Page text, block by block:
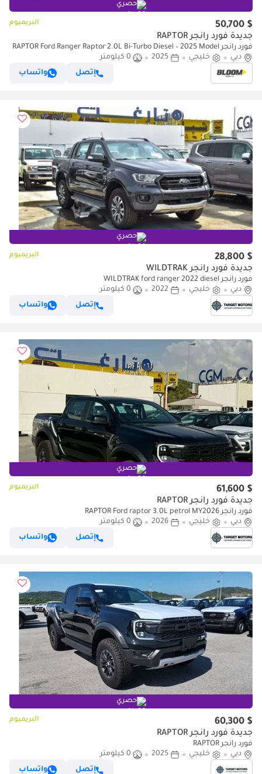
حصري
$ 50,700 البريميوم
جديدة فورد رانجر RAPTOR
فورد رانجر RAPTOR Ford Ranger Raptor 2.0L Bi-Turbo Diesel – 2025 Model
دبي
خليجي 2025
0 كيلومتر
إتصل
واتساب
حصري
$ 28,800 البريميوم
جديدة فورد رانجر WILDTRAK
فورد رانجر WILDTRAK ford ranger 2022 diesel
دبي
خليجي 2022
0 كيلومتر
إتصل
واتساب
حصري
$ 61,600 البريميوم
جديدة فورد رانجر RAPTOR
فورد رانجر RAPTOR Ford raptor 3.0L petrol MY2026
دبي
خليجي 2026
0 كيلومتر
إتصل
واتساب
حصري
$ 60,300 البريميوم
جديدة فورد رانجر RAPTOR
فورد رانجر RAPTOR
دبي
خليجي 2025
0 كيلومتر
إتصل
واتساب